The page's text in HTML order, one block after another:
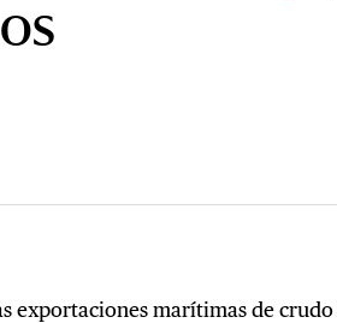
exportaciones marítimas de